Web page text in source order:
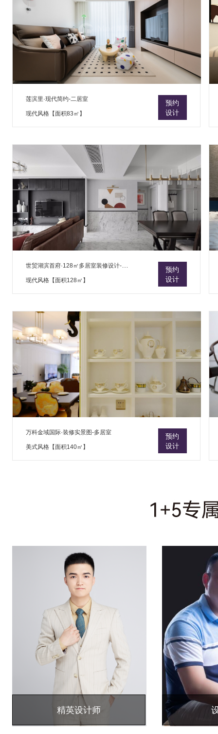
莲滨里·现代简约-二居室
现代风格【面积83㎡】
预约
设计
现代风格【面积128㎡】
预约
设计
万科金域国际·装修实景图-多居室
美式风格【面积140㎡】
预约
设计
精英设计师